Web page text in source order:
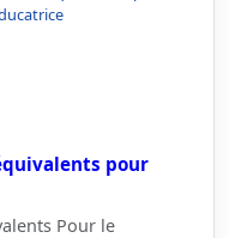
pour
Pour le